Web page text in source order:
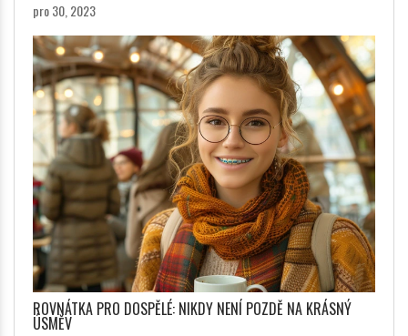
pro 30, 2023
ROVNÁTKA PRO DOSPĚLÉ: NIKDY NENÍ POZDĚ NA KRÁSNÝ
ÚSMĚV